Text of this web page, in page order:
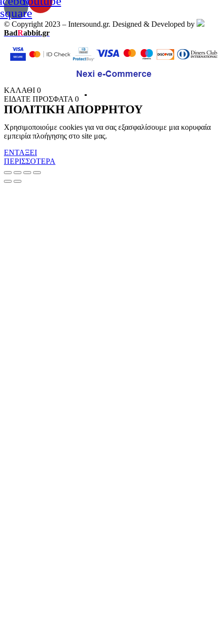
square
© Copyright 2023 – Intersound.gr. Designed & Developed by
BadRabbit.gr
ΚΑΛΑΘΙ 0
ΕΙΔΑΤΕ ΠΡΟΣΦΑΤΑ 0
ΠΟΛΙΤΙΚΗ ΑΠΟΡΡΗΤΟΥ
Χρησιμοποιούμε cookies για να σας εξασφαλίσουμε μια κορυφαία
εμπειρία πλοήγησης στο site μας.
ΕΝΤΑΞΕΙ
ΠΕΡΙΣΣΟΤΕΡΑ